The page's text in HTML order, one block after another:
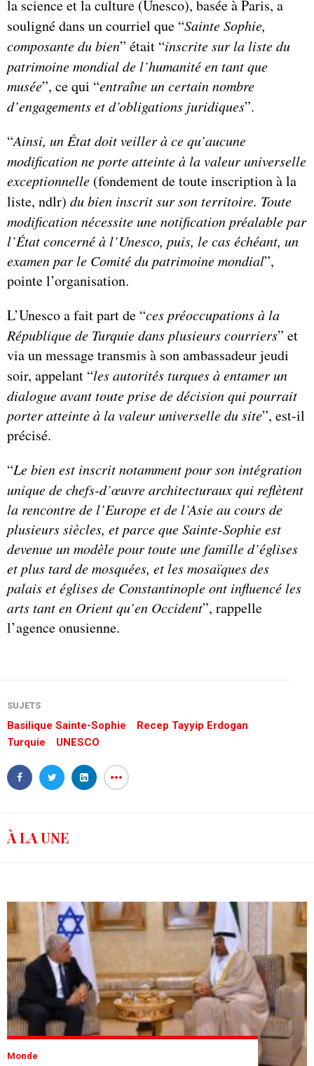
la science et la culture (Unesco), basée à Paris, a
souligné dans un courriel que “Sainte Sophie,
composante du bien” était “inscrite sur la liste du
patrimoine mondial de l’humanité en tant que
musée”, ce qui “entraîne un certain nombre
d’engagements et d’obligations juridiques”.
“Ainsi, un État doit veiller à ce qu’aucune
modification ne porte atteinte à la valeur universelle
exceptionnelle (fondement de toute inscription à la
liste, ndlr) du bien inscrit sur son territoire. Toute
modification nécessite une notification préalable par
l’État concerné à l’Unesco, puis, le cas échéant, un
examen par le Comité du patrimoine mondial”,
pointe l’organisation.
L’Unesco a fait part de “ces préoccupations à la
République de Turquie dans plusieurs courriers” et
via un message transmis à son ambassadeur jeudi
soir, appelant “les autorités turques à entamer un
dialogue avant toute prise de décision qui pourrait
porter atteinte à la valeur universelle du site”, est-il
précisé.
“Le bien est inscrit notamment pour son intégration
unique de chefs-d’œuvre architecturaux qui reflètent
la rencontre de l’Europe et de l’Asie au cours de
plusieurs siècles, et parce que Sainte-Sophie est
devenue un modèle pour toute une famille d’églises
et plus tard de mosquées, et les mosaïques des
palais et églises de Constantinople ont influencé les
arts tant en Orient qu’en Occident”, rappelle
l’agence onusienne.
SUJETS
Basilique Sainte-Sophie
Recep Tayyip Erdogan
Turquie
UNESCO
À LA UNE
Monde